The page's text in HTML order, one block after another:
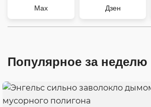
Max Дзен
Популярное за неделю